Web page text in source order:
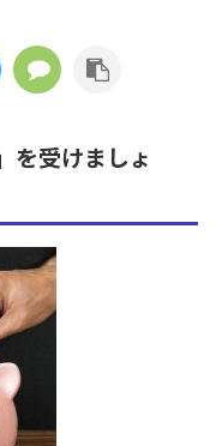
を受けましょ